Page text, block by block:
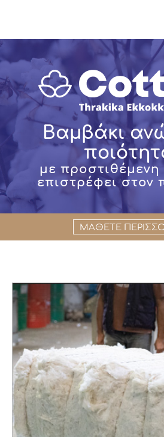
Βαμβάκι
με
επιστρέφει στον
ΜΑΘΕΤΕ